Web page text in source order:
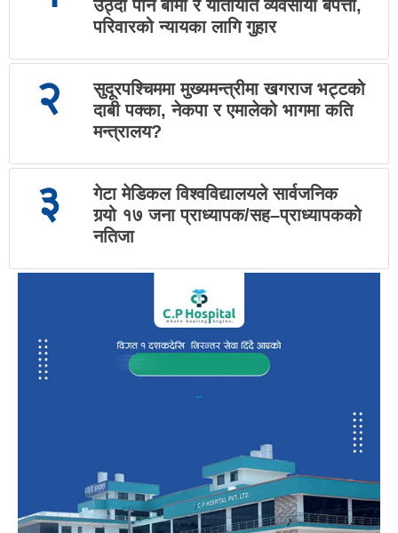
उठ्दा पनि बीमा र यातायात व्यवसायी बेपत्ता,
परिवारको न्यायका लागि गुहार
२
सुदूरपश्चिममा मुख्यमन्त्रीमा खगराज भट्टको
दाबी पक्का, नेकपा र एमालेको भागमा कति
मन्त्रालय?
३
गेटा मेडिकल विश्वविद्यालयले सार्वजनिक
गर्‍यो १७ जना प्राध्यापक/सह–प्राध्यापकको
नतिजा